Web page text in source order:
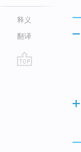
释义
翻译